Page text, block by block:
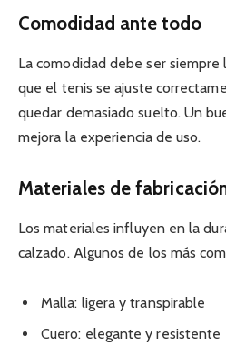
Comodidad ante todo
La comodidad debe ser
que el tenis se ajuste
quedar demasiado suelto. Un
mejora la experiencia de uso.
Materiales de
Los materiales influyen en la
calzado. Algunos de los más
Malla: ligera y transpirable
Cuero: elegante y resistente